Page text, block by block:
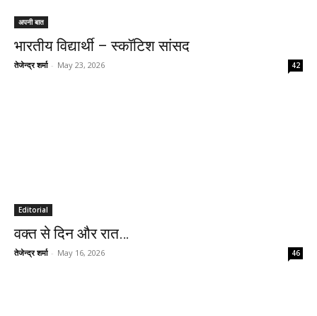
अपनी बात
भारतीय विद्यार्थी – स्कॉटिश सांसद
तेजेन्द्र शर्मा - May 23, 2026 42
Editorial
वक्त से दिन और रात…
तेजेन्द्र शर्मा - May 16, 2026 46